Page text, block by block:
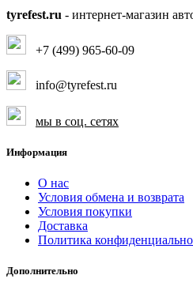
tyrefest.ru - интернет-магазин
+7 (499) 965-60-09
info@tyrefest.ru
мы в соц. сетях
Информация
О нас
Условия обмена и возврата
Условия покупки
Доставка
Политика
Дополнительно